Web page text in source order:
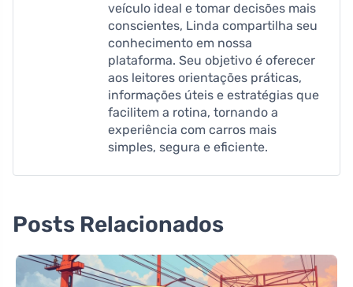
veículo ideal e tomar decisões mais
conscientes, Linda compartilha seu
conhecimento em nossa
plataforma. Seu objetivo é oferecer
aos leitores orientações práticas,
informações úteis e estratégias que
facilitem a rotina, tornando a
experiência com carros mais
simples, segura e eficiente.
Posts Relacionados